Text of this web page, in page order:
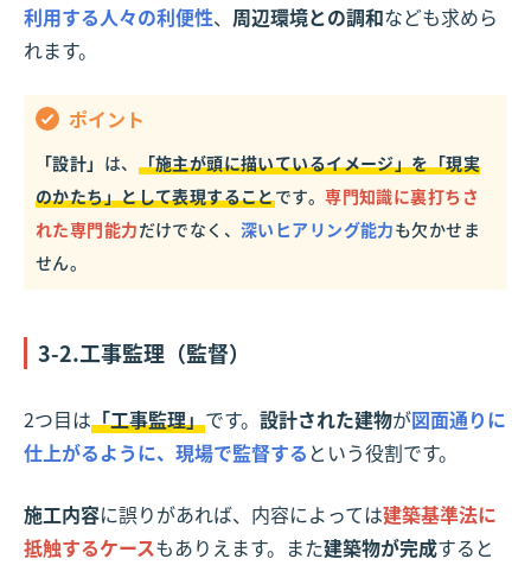
利用する人々の利便性、 周辺環境との調和なども求めら
れます。
ポイント
「設計」 は、 「施主が頭に描いているイメージ」を「現実
のかたち」として表現することです。専門知識に裏打ちさ
れた専門能力だけでなく、深いヒアリング能力も欠かせま
せん。
3-2.工事監理（監督）
2つ目は「工事監理」です。 設計された建物が図面通りに
仕上がるように、現場で監督する という役割です。
施工内容に誤りがあれば、内容によっては建築基準法に
抵触するケースもありえます。また建築物が完成すると